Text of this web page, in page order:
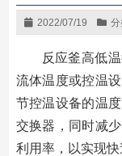
2022/07/19 分
反应釜高低
流体温度或控温
节控温设备的温
交换器，同时减
利用率，以实现快